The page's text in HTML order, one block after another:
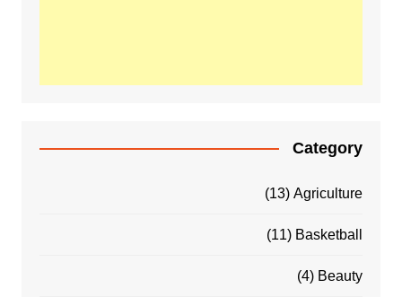
Category
Agriculture
(13)
Basketball
(11)
Beauty
(4)